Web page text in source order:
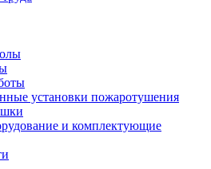
установки пожаротушения
и комплектующие